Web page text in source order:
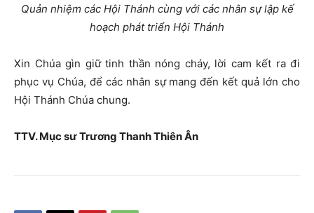
Quản nhiệm các Hội Thánh cùng với các nhân sự lập kế
hoạch phát triển Hội Thánh
Xin Chúa gìn giữ tinh thần nóng cháy, lời cam kết ra đi
phục vụ Chúa, để các nhân sự mang đến kết quả lớn cho
Hội Thánh Chúa chung.
TTV. Mục sư Trương Thanh Thiên Ân